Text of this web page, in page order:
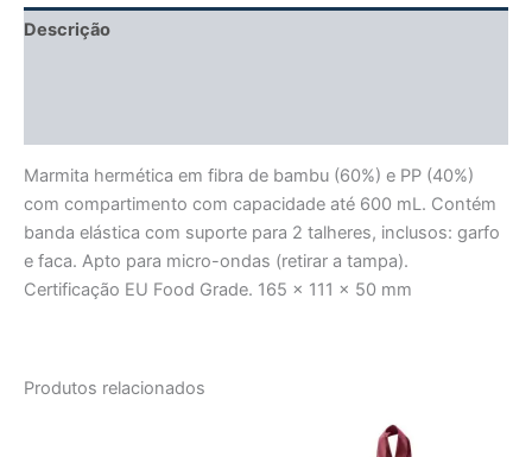
Descrição
Marmita hermética em fibra de bambu (60%) e PP (40%)
com compartimento com capacidade até 600 mL. Contém
banda elástica com suporte para 2 talheres, inclusos: garfo
e faca. Apto para micro-ondas (retirar a tampa).
Certificação EU Food Grade. 165 x 111 x 50 mm
Produtos relacionados